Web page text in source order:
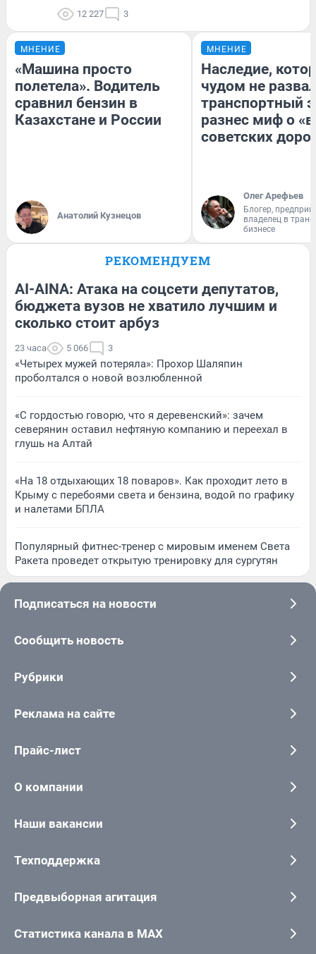
12 227 3
МНЕНИЕ
«Машина просто
полетела». Водитель
сравнил бензин в
Казахстане и России
Анатолий Кузнецов
МНЕНИЕ
Наследие,
чудом не
транспортный
разнес миф о
советских
Олег Арефьев
Блогер,
владелец в
бизнесе
РЕКОМЕНДУЕМ
AI-AINA: Атака на соцсети депутатов,
бюджета вузов не хватило лучшим и
сколько стоит арбуз
23 часа 5 066 3
«Четырех мужей потеряла»: Прохор Шаляпин
проболтался о новой возлюбленной
«С гордостью говорю, что я деревенский»: зачем
северянин оставил нефтяную компанию и переехал в
глушь на Алтай
«На 18 отдыхающих 18 поваров». Как проходит лето в
Крыму с перебоями света и бензина, водой по графику
и налетами БПЛА
Популярный фитнес-тренер с мировым именем Света
Ракета проведет открытую тренировку для сургутян
Подписаться на новости
Сообщить новость
Рубрики
Реклама на сайте
Прайс-лист
О компании
Наши вакансии
Техподдержка
Предвыборная агитация
Статистика канала в MAX